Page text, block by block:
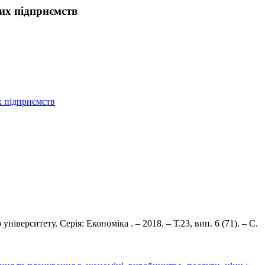
підприємств
підприємств
Серія: Економіка . – 2018. – Т.23, вип. 6 (71). – С.